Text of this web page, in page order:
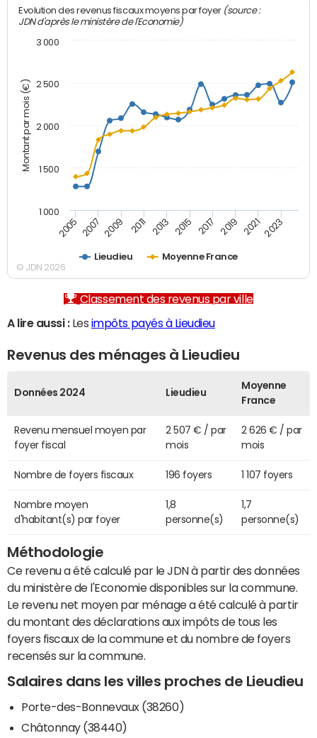
Montant par mois (€)
Evolution des revenus fiscaux moyens par foyer (source :
JDN d'après le ministère de l'Economie)
Lieudieu Moyenne France
2005 2007 2009 2011 2013 2015 2017 2019 2021 2023
1 000
1 500
2 000
2 500
3 000
© JDN 2026
Classement des revenus par ville
A lire aussi :Les impôts payés à Lieudieu
Revenus des ménages à Lieudieu
Données 2024 Lieudieu
Moyenne
France
Revenu mensuel moyen par
foyer fiscal
2 507 € / par
mois
2 626 € / par
mois
Nombre de foyers fiscaux 196 foyers 1 107 foyers
Nombre moyen
d'habitant(s) par foyer
1,8
personne(s)
1,7
personne(s)
Méthodologie
Ce revenu a été calculé par le JDN à partir des données
du ministère de l'Economie disponibles sur la commune.
Le revenu net moyen par ménage a été calculé à partir
du montant des déclarations aux impôts de tous les
foyers fiscaux de la commune et du nombre de foyers
recensés sur la commune.
Salaires dans les villes proches de Lieudieu
Porte-des-Bonnevaux (38260)
Châtonnay (38440)